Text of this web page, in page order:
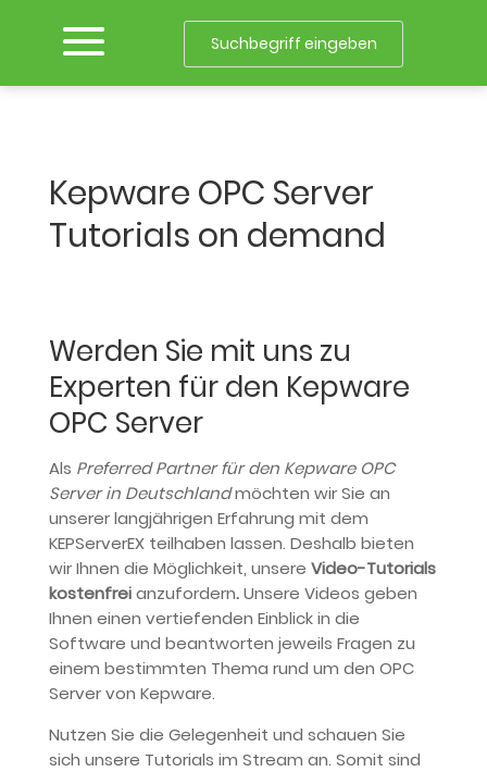
Kepware OPC Server
Tutorials on demand
Werden Sie mit uns zu
Experten für den Kepware
OPC Server
Als Preferred Partner für den Kepware OPC
Server in Deutschlandmöchten wir Sie an
unserer langjährigen Erfahrung mit dem
KEPServerEX teilhaben lassen. Deshalb bieten
wir Ihnen die Möglichkeit, unsere Video-Tutorials
kostenfreianzufordern.Unsere Videos geben
Ihnen einen vertiefenden Einblick in die
Software und beantworten jeweils Fragen zu
einem bestimmten Thema rund um den OPC
Server von Kepware.
Nutzen Sie die Gelegenheit und schauen Sie
sich unsere Tutorials im Stream an. Somit sind